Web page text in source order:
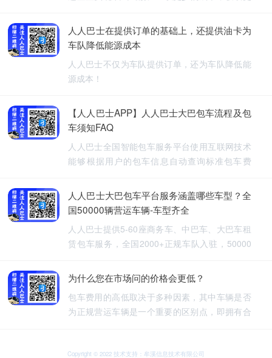
人人巴士在提供订单的基础上，还提供油卡为
车队降低能源成本
人人巴士不仅为车队提供订单，还为车队降低能
源成本！
【人人巴士APP】人人巴士大巴包车流程及包
车须知FAQ
人人巴士全国智能包车服务平台使用互联网技术
能够根据用户的包车信息自动查询标准包车费
车、长期包车、接送飞机、厂班车、校车、婚庆
租车等包车带司机服务。
人人巴士大巴包车平台服务涵盖哪些车型？全
国50000辆营运车辆-车型齐全
人人巴士提供5-60座商务车、中巴车、大巴车租
赁包车服务，全国2000+正规车队入驻，50000
行更安全
为什么您在市场问的价格会更低？
包车费用的高低取决于多种因素，其中车辆是否
为正规营运车辆是一个重要的区别点，即拥有合
可能会提供较低的包车费用，因为它们不需要承
Copyright © 2022 技术支持：牟溪信息技术有限公司